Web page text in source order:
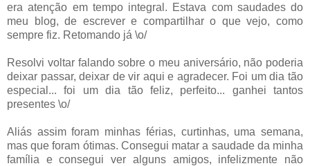
era atenção em tempo integral. Estava com saudades do
meu blog, de escrever e compartilhar o que vejo, como
sempre fiz. Retomando já \o/
Resolvi voltar falando sobre o meu aniversário, não poderia
deixar passar, deixar de vir aqui e agradecer. Foi um dia tão
especial... foi um dia tão feliz, perfeito... ganhei tantos
presentes \o/
Aliás assim foram minhas férias, curtinhas, uma semana,
mas que foram ótimas. Consegui matar a saudade da minha
família e consegui ver alguns amigos, infelizmente não